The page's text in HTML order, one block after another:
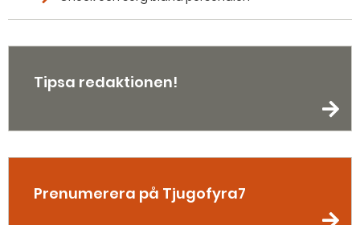
Tipsa redaktionen!
Prenumerera på Tjugofyra7